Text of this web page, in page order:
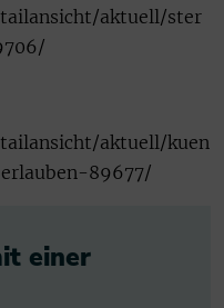
aktuell/ster
aktuell/kuen
89677/
einer